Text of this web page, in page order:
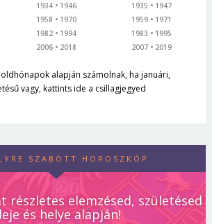
1934
1946
1958
1970
1982
1994
2006
2018
1935
1947
1959
1971
1983
1995
2007
2019
alapján számolnak, ha januári,
vagy, kattints ide a csillagjegyed
SZABOTT HOROSZKÓP
részletes elemzésed, születésed
és helye alapján!